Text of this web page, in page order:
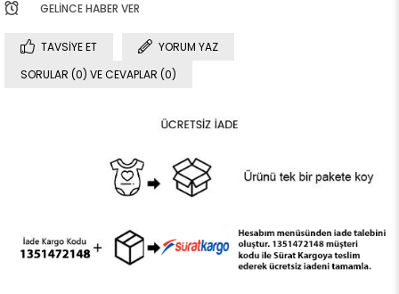
GELINCE HABER VER
TAVSIYE ET
YORUM YAZ
SORULAR (0) VE CEVAPLAR (0)